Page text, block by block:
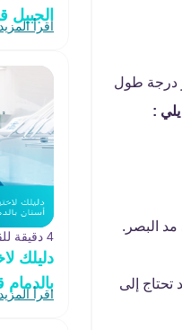
درجة طول
:
مد البصر.
تحتاج إلى
الجبيل
اقرأ
4 دقيقة للقراءة
دليلك
بالدمام
اقرأ المزيد